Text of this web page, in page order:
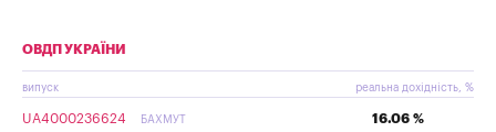
ОВДП УКРАЇНИ
випуск реальна дохідність, %
UA4000236624 БАХМУТ 16.06 %